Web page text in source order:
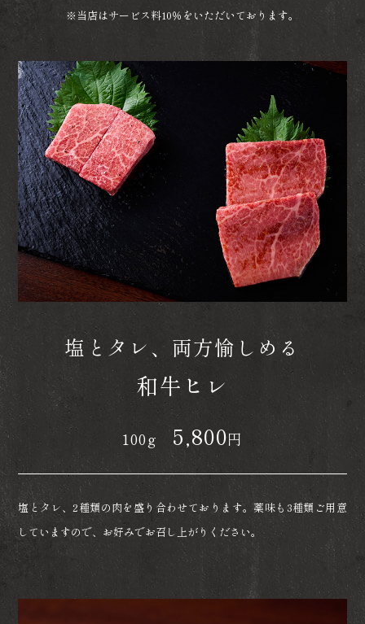
※当店はサービス料10％をいただいております。
塩とタレ、両方愉しめる
和牛ヒレ
100g 5,800円
塩とタレ、2種類の肉を盛り合わせております。薬味も3種類ご用意
していますので、お好みでお召し上がりください。